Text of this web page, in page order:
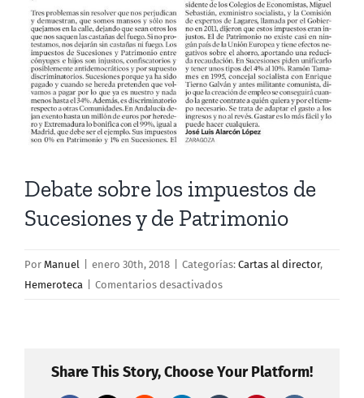
más
grande
Debate sobre los impuestos de
Sucesiones y de Patrimonio
Por Manuel enero 30th, 2018 Categorías: Cartas al director,
Hemeroteca
Comentarios desactivadosen
impuestos
Share This Story, Choose Your Platform!